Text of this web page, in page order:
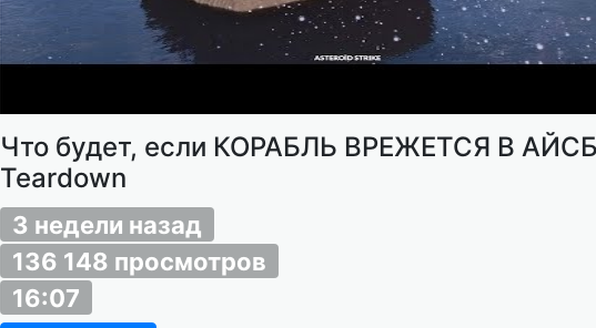
Что будет, если КОРАБЛЬ ВРЕЖЕТСЯ В
Teardown
3 недели назад
136 148 просмотров
16:07